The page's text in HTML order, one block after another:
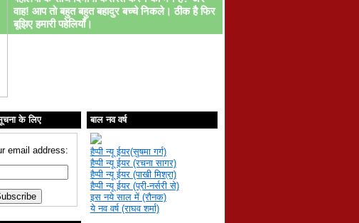
वाह! आप तो बहुत बहुत बहादुर बच्चे निकले। ठीक है फिर
बूझिए हमारी पहेलियाँ।
के लिए
email address:
बाल नव वर्ष
हैप्पी न्यू ईयर(सुषमा गर्ग)
हैप्पी न्यू ईयर (रचना सागर)
हैप्पी न्यू ईयर (पाखी मिश्रा)
हैप्पी न्यू ईयर (प्री-नर्सरी से)
इस नये साल में (रौनक)
ये नव वर्ष (राघव शर्मा)